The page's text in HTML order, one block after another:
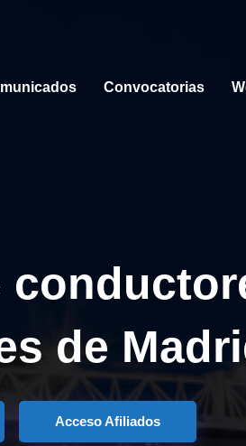
Convocatorias
de
Acceso Afiliados